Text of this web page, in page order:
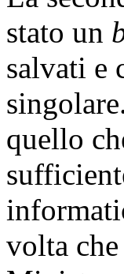
stato un
salvati e
quello
volta